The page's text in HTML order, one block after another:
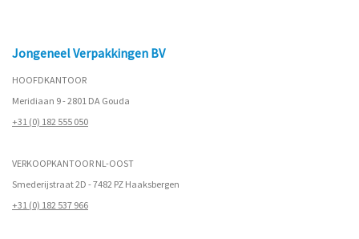
Jongeneel Verpakkingen BV
HOOFDKANTOOR
Meridiaan 9 - 2801 DA Gouda
+31 (0) 182 555 050
VERKOOPKANTOOR NL-OOST
Smederijstraat 2D - 7482 PZ Haaksbergen
+31 (0) 182 537 966